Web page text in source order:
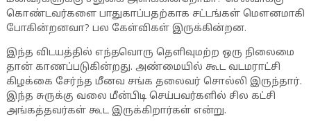
கொண்டவர்களை பாதுகாப்பதற்காக சட்டங்கள் மௌனமாகி
போகின்றனவா? பல கேள்விகள் இருக்கின்றன.
இந்த விடயத்தில் எந்தவொரு தெளிவுமற்ற ஒரு நிலைமை
தான் காணப்படுகின்றது. அண்மையில் கூட வடமராட்சி
கிழக்கை சேர்ந்த மீனவ சங்க தலைவர் சொல்லி இருந்தார்.
இந்த சுருக்கு வலை மீன்பிடி செய்பவர்களில் சில கட்சி
அங்கத்தவர்கள் கூட இருக்கிறார்கள் என்று.